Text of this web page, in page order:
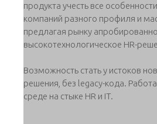
продукта учесть все
компаний разного профиля и
предлагая рынку
высокотехнологическое HR-
Возможность стать у истоков
решения, без legacy-кода.
среде на стыке HR и IT.